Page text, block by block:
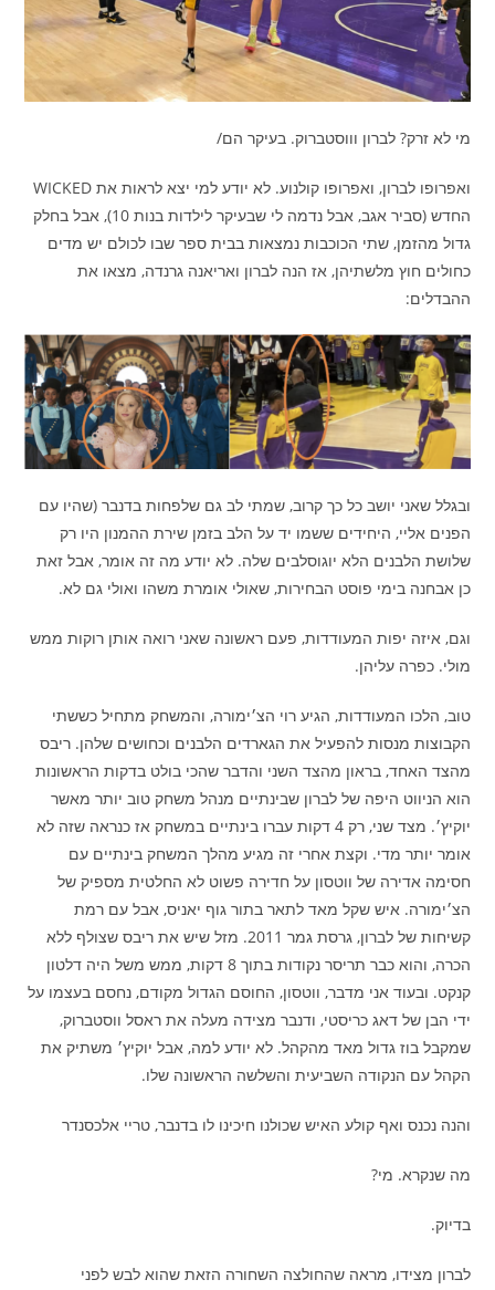
מי לא זרק? לברון וווסטברוק. בעיקר הם/
ואפרופו לברון, ואפרופו קולנוע. לא יודע למי יצא לראות את WICKED
החדש (סביר אגב, אבל נדמה לי שבעיקר לילדות בנות 10), אבל בחלק
גדול מהזמן, שתי הכוכבות נמצאות בבית ספר שבו לכולם יש מדים
כחולים חוץ מלשתיהן, אז הנה לברון ואריאנה גרנדה, מצאו את
ההבדלים:
ובגלל שאני יושב כל כך קרוב, שמתי לב גם שלפחות בדנבר (שהיו עם
הפנים אליי, היחידים ששמו יד על הלב בזמן שירת ההמנון היו רק
שלושת הלבנים הלא יוגוסלבים שלה. לא יודע מה זה אומר, אבל זאת
כן אבחנה בימי פוסט הבחירות, שאולי אומרת משהו ואולי גם לא.
וגם, איזה יפות המעודדות, פעם ראשונה שאני רואה אותן רוקות ממש
מולי. כפרה עליהן.
טוב, הלכו המעודדות, הגיע רוי הצ׳ימורה, והמשחק מתחיל כששתי
הקבוצות מנסות להפעיל את הגארדים הלבנים וכחושים שלהן. ריבס
מהצד האחד, בראון מהצד השני והדבר שהכי בולט בדקות הראשונות
הוא הניווט היפה של לברון שבינתיים מנהל משחק טוב יותר מאשר
יוקיץ׳. מצד שני, רק 4 דקות עברו בינתיים במשחק אז כנראה שזה לא
אומר יותר מדי. וקצת אחרי זה מגיע מהלך המשחק בינתיים עם
חסימה אדירה של ווטסון על חדירה פשוט לא החלטית מספיק של
הצ׳ימורה. איש שקל מאד לתאר בתור גוף יאניס, אבל עם רמת
קשיחות של לברון, גרסת גמר 2011. מזל שיש את ריבס שצולף ללא
הכרה, והוא כבר תריסר נקודות בתוך 8 דקות, ממש משל היה דלטון
קנקט. ובעוד אני מדבר, ווטסון, החוסם הגדול מקודם, נחסם בעצמו על
ידי הבן של דאג כריסטי, ודנבר מצידה מעלה את ראסל ווסטברוק,
שמקבל בוז גדול מאד מהקהל. לא יודע למה, אבל יוקיץ׳ משתיק את
הקהל עם הנקודה השביעית והשלשה הראשונה שלו.
והנה נכנס ואף קולע האיש שכולנו חיכינו לו בדנבר, טריי אלכסנדר
מה שנקרא. מי?
בדיוק.
לברון מצידו, מראה שהחולצה השחורה הזאת שהוא לבש לפני